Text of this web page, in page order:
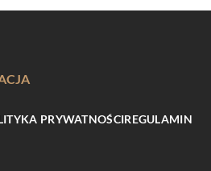
PRYWATNOŚCIREGULAMIN